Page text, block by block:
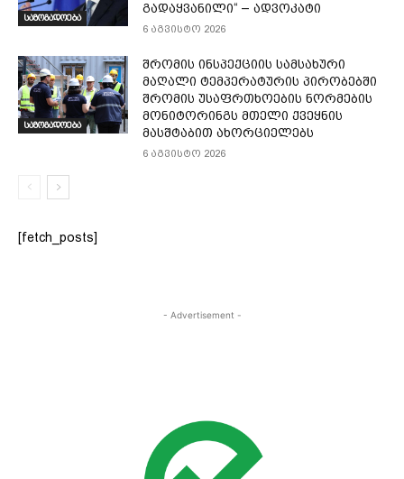
საზოგადოება
გადაყვანილი“ – ადვოკატი
6 აგვისტო 2026
საზოგადოება
შრომის ინსპექციის სამსახური
მაღალი ტემპერატურის პირობებში
შრომის უსაფრთხოების ნორმების
მონიტორინგს მთელი ქვეყნის
მასშტაბით ახორციელებს
6 აგვისტო 2026
[fetch_posts]
- Advertisement -